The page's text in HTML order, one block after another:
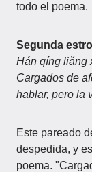
todo el poema.
Segunda
Hán qíng liǎng
Cargados de
hablar, pero la
Este pareado
despedida, y
poema.